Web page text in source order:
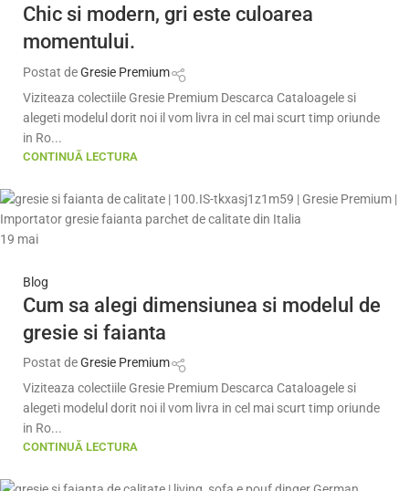
Chic si modern, gri este culoarea
momentului.
Postat deGresie Premium
Viziteaza colectiile Gresie Premium Descarca Cataloagele si
alegeti modelul dorit noi il vom livra in cel mai scurt timp oriunde
in Ro...
CONTINUĂ LECTURA
19 mai
Blog
Cum sa alegi dimensiunea si modelul de
gresie si faianta
Postat deGresie Premium
Viziteaza colectiile Gresie Premium Descarca Cataloagele si
alegeti modelul dorit noi il vom livra in cel mai scurt timp oriunde
in Ro...
CONTINUĂ LECTURA